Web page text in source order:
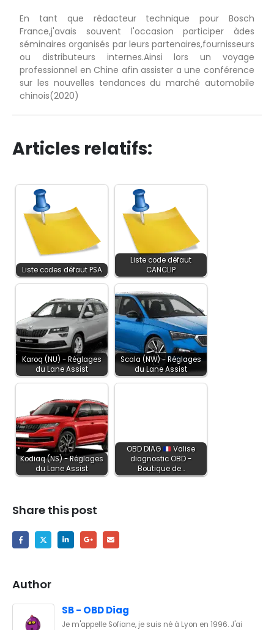
En tant que rédacteur technique pour Bosch
France,j'avais souvent l'occasion participer àdes
séminaires organisés par leurs partenaires,fournisseurs
ou distributeurs internes.Ainsi lors un voyage
professionnel en Chine afin assister a une conférence
sur les nouvelles tendances du marché automobile
chinois(2020)
Articles relatifs:
Liste codes défaut PSA
Liste code défaut
CANCLIP
Karoq (NU) - Réglages
du Lane Assist
Scala (NW) - Réglages
du Lane Assist
Kodiaq (NS) - Réglages
du Lane Assist
OBD DIAG
Valise
diagnostic OBD -
Boutique de…
Share this post
Author
SB - OBD Diag
Je m'appelle Sofiane, je suis né à Lyon en 1996. J'ai